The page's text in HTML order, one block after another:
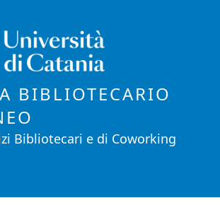
BIBLIOTECARIO
Bibliotecari e di Coworking